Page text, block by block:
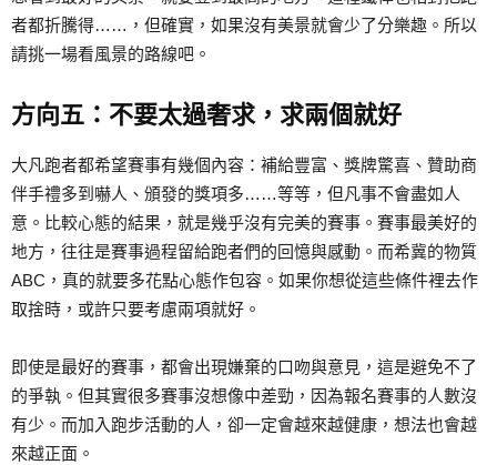
者都折騰得……，但確實，如果沒有美景就會少了分樂趣。所以
請挑一場看風景的路線吧。
方向五：不要太過奢求，求兩個就好
大凡跑者都希望賽事有幾個內容：補給豐富、獎牌驚喜、贊助商
伴手禮多到嚇人、頒發的獎項多……等等，但凡事不會盡如人
意。比較心態的結果，就是幾乎沒有完美的賽事。賽事最美好的
地方，往往是賽事過程留給跑者們的回憶與感動。而希冀的物質
ABC，真的就要多花點心態作包容。如果你想從這些條件裡去作
取捨時，或許只要考慮兩項就好。
即使是最好的賽事，都會出現嫌棄的口吻與意見，這是避免不了
的爭執。但其實很多賽事沒想像中差勁，因為報名賽事的人數沒
有少。而加入跑步活動的人，卻一定會越來越健康，想法也會越
來越正面。